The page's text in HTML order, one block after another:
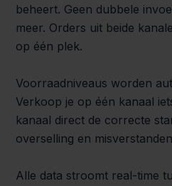
beheert. Geen dubbele
meer. Orders uit beide
op één plek.
Voorraadniveaus worden
Verkoop je op één kanaal
kanaal direct de correcte
overselling en
Alle data stroomt real-time